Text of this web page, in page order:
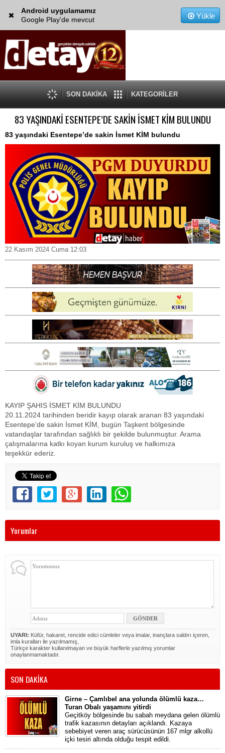
Android uygulamamız
Google Play'de mevcut
Yükle
SON DAKİKA KATEGORİLER
83 YAŞINDAKİ ESENTEPE’DE SAKİN İSMET KİM BULUNDU
83 yaşındaki Esentepe’de sakin İsmet KİM bulundu
22 Kasım 2024 Cuma 12:03
KAYIP ŞAHIS İSMET KİM BULUNDU
20.11.2024 tarihinden beridir kayıp olarak aranan 83 yaşındaki
Esentepe’de sakin İsmet KİM, bugün Taşkent bölgesinde
vatandaşlar tarafından sağlıklı bir şekilde bulunmuştur. Arama
çalışmalarına katkı koyan kurum kuruluş ve halkımıza
teşekkür ederiz.
Yorumlar
UYARI: Küfür, hakaret, rencide edici cümleler veya imalar, inançlara saldırı içeren,
imla kuralları ile yazılmamış,
Türkçe karakter kullanılmayan ve büyük harflerle yazılmış yorumlar
onaylanmamaktadır.
SON DAKİKA
Girne – Çamlıbel ana yolunda ölümlü kaza…
Turan Obalı yaşamını yitirdi
Geçitköy bölgesinde bu sabah meydana gelen ölümlü
trafik kazasının detayları açıklandı. Kazaya
sebebiyet veren araç sürücüsünün 167 mlgr alkollü
içki tesiri altında olduğu tespit edildi.